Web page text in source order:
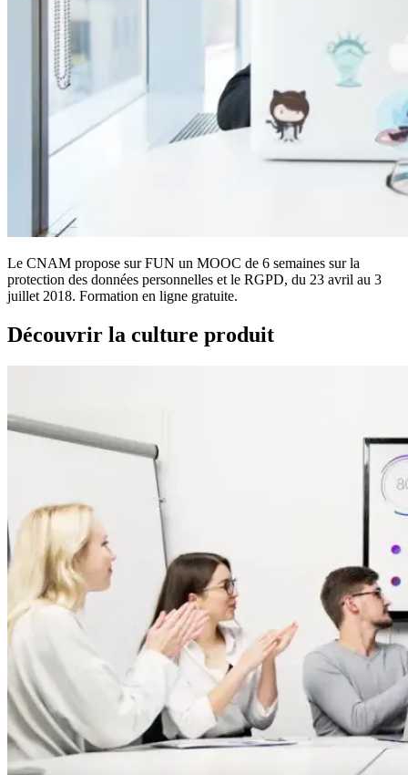
Le CNAM propose sur FUN un MOOC de 6 semaines sur la
protection des données personnelles et le RGPD, du 23 avril au 3
juillet 2018. Formation en ligne gratuite.
Découvrir la culture produit